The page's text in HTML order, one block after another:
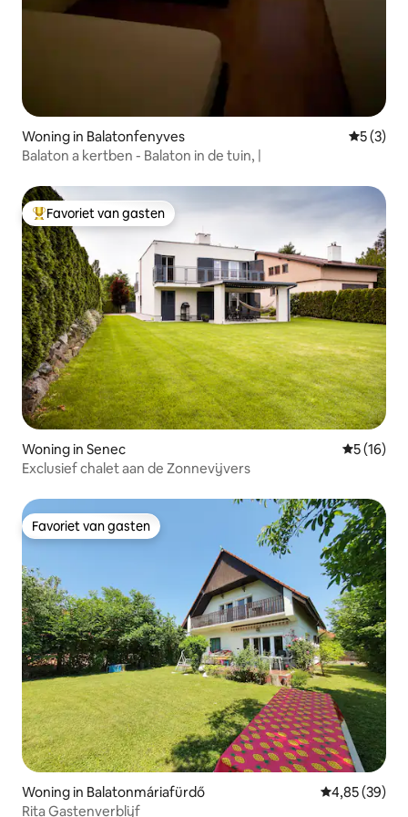
Woning in Balatonfenyves
5 (3)
Balaton a kertben - Balaton in de tuin, |
Topfavoriet van gasten
Favoriet van gasten
Woning in Senec
5 (16)
Exclusief chalet aan de Zonnevijvers
Favoriet van gasten
Favoriet van gasten
Woning in Balatonmáriafürdő Gemiddelde
4,85 (39)
Rita Gastenverblijf